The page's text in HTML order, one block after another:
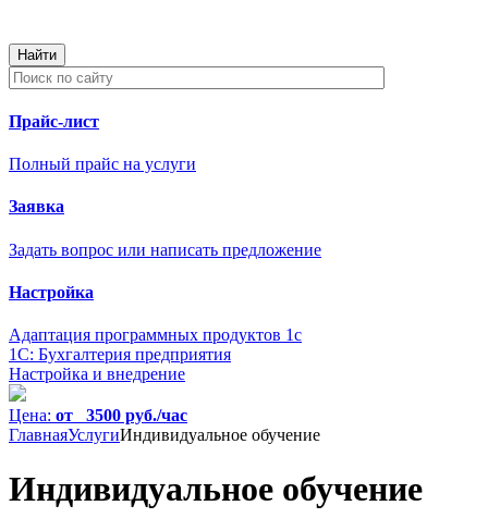
Прайс-лист
Полный прайс на услуги
Заявка
Задать вопрос или написать предложение
Настройка
Адаптация программных продуктов 1с
1С: Бухгалтерия предприятия
Настройка и внедрение
Цена: от 3500 руб./час
ГлавнаяУслугиИндивидуальное обучение
Индивидуальное обучение